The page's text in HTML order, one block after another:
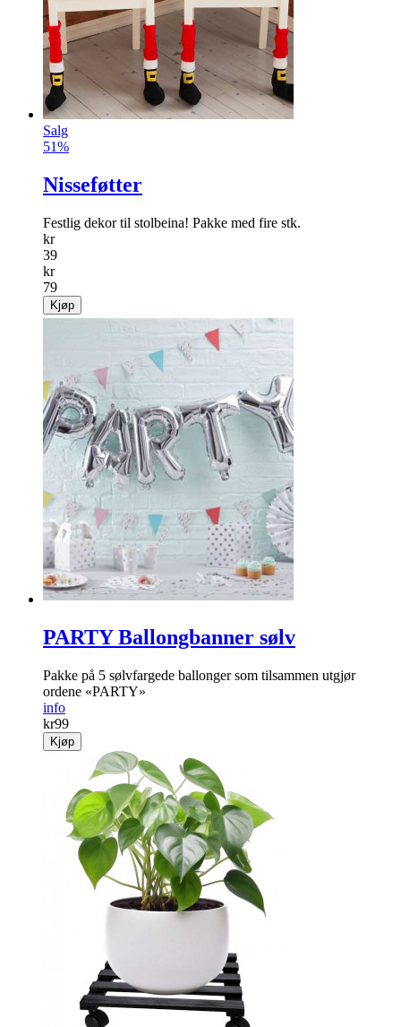
Salg
51%
Nisseføtter
Festlig dekor til stolbeina! Pakke med fire stk.
kr
39
kr
79
Kjøp
PARTY Ballongbanner sølv
Pakke på 5 sølvfargede ballonger som tilsammen utgjør
ordene «PARTY»
info
kr99
Kjøp